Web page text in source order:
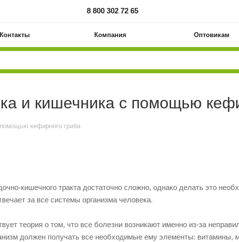
8 800 302 72 65
Контакты Компания Оптовикам
и кишечника с помощью
кефирного гриба
кишечного тракта достаточно сложно, однако делать это
за все системы организма человека.
теория о том, что все болезни возникают именно из-за
должен получать все необходимые ему элементы: